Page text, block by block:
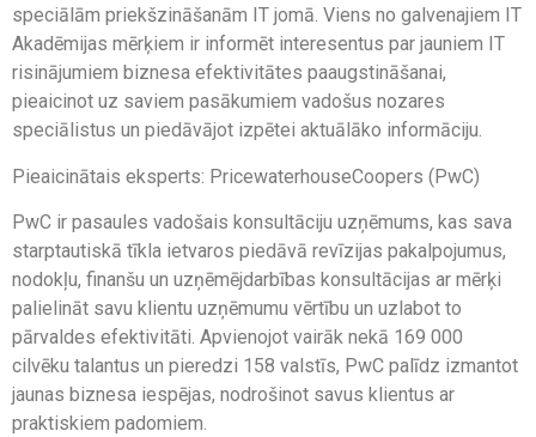
speciālām priekšzināšanām IT jomā. Viens no galvenajiem IT
Akadēmijas mērķiem ir informēt interesentus par jauniem IT
risinājumiem biznesa efektivitātes paaugstināšanai,
pieaicinot uz saviem pasākumiem vadošus nozares
speciālistus un piedāvājot izpētei aktuālāko informāciju.
Pieaicinātais eksperts: PricewaterhouseCoopers (PwC)
PwC ir pasaules vadošais konsultāciju uzņēmums, kas sava
starptautiskā tīkla ietvaros piedāvā revīzijas pakalpojumus,
nodokļu, finanšu un uzņēmējdarbības konsultācijas ar mērķi
palielināt savu klientu uzņēmumu vērtību un uzlabot to
pārvaldes efektivitāti. Apvienojot vairāk nekā 169 000
cilvēku talantus un pieredzi 158 valstīs, PwC palīdz izmantot
jaunas biznesa iespējas, nodrošinot savus klientus ar
praktiskiem padomiem.